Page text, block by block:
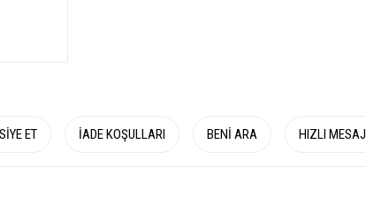
ET İADE KOŞULLARI BENI ARA HIZLI MESAJ